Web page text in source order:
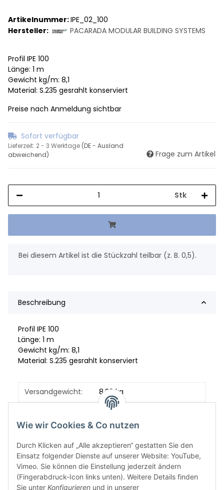
Artikelnummer:IPE_02_100
Hersteller:
PACARADA MODULAR BUILDING SYSTEMS
Profil IPE 100
Länge: 1 m
Gewicht kg/m: 8,1
Material: S.235 gesrahlt konserviert
Preise nach Anmeldung sichtbar
Sofort verfügbar
Lieferzeit: 2 - 3 Werktage (DE - Ausland
abweichend)
Frage zum Artikel
Stk
x
Bei diesem Artikel ist die Stückzahl teilbar (z. B. 0,5).
Beschreibung
Profil IPE 100
Länge: 1 m
Gewicht kg/m: 8,1
Material: S.235 gesrahlt konserviert
Versandgewicht:
8,30 kg
8,10 kg
Wie wir Cookies & Co nutzen
Durch Klicken auf „Alle akzeptieren“ gestatten Sie den
Einsatz folgender Dienste auf unserer Website: YouTube,
Vimeo. Sie können die Einstellung jederzeit ändern
(Fingerabdruck-Icon links unten). Weitere Details finden
Sie unter Konfigurieren und in unserer